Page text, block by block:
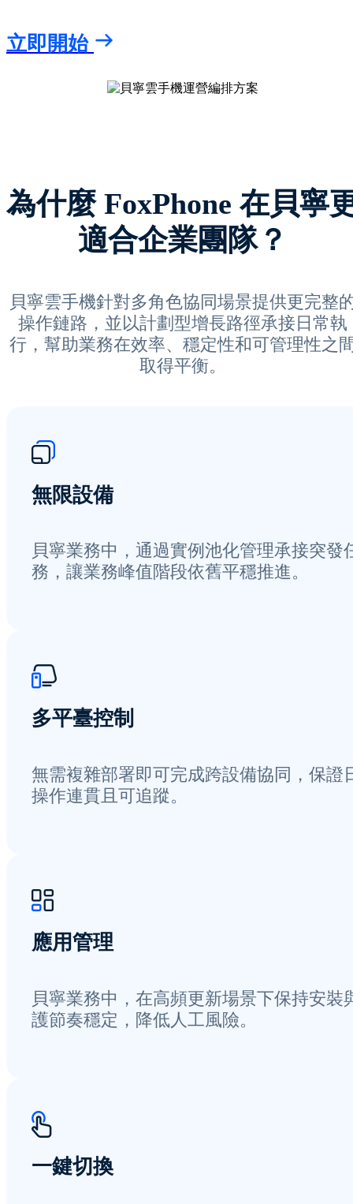
立即開始
為什麼 FoxPhone 在貝寧
適合企業團隊？
貝寧雲手機針對多角色協同場景提供更完整
操作鏈路，並以計劃型增長路徑承接日常執
行，幫助業務在效率、穩定性和可管理性之
取得平衡。
無限設備
貝寧業務中，通過實例池化管理承接突發
務，讓業務峰值階段依舊平穩推進。
多平臺控制
無需複雜部署即可完成跨設備協同，保證
操作連貫且可追蹤。
應用管理
貝寧業務中，在高頻更新場景下保持安裝
護節奏穩定，降低人工風險。
一鍵切換